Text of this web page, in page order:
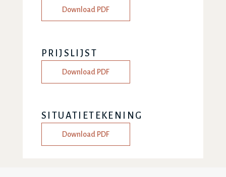
Download PDF
PRIJSLIJST
Download PDF
SITUATIETEKENING
Download PDF